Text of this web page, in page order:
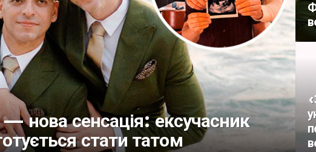
— нова сенсація: ексучасник
стати татом